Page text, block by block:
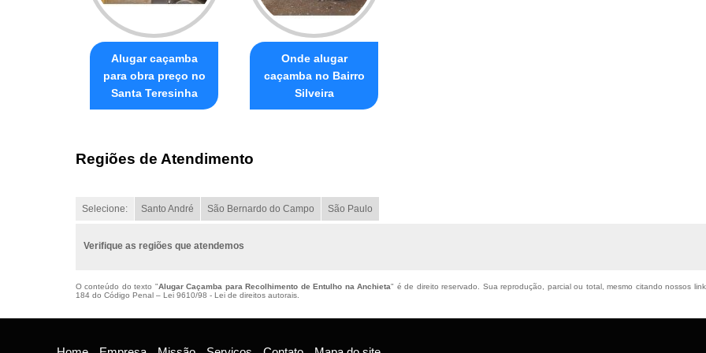
Alugar caçamba
para obra preço no
Santa Teresinha
Onde alugar
caçamba no Bairro
Silveira
Regiões de Atendimento
Selecione: Santo André São Bernardo do Campo São Paulo
Verifique as regiões que atendemos
O conteúdo do texto "Alugar Caçamba para Recolhimento de Entulho na Anchieta" é de direito reservado. Sua reprodução, parcial ou total, mesmo citando nossos
184 do Código Penal – Lei 9610/98 - Lei de direitos autorais